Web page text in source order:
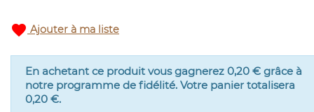
favorite Ajouter à ma liste
En achetant ce produit vous gagnerez 0,20 € grâce à
notre programme de fidélité. Votre panier totalisera
0,20 €.